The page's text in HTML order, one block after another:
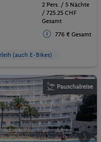
2 Pers. / 5 Nächte
/ 725.25 CHF
Gesamt
776 € Gesamt
(auch E-Bikes)
Pauschalreise